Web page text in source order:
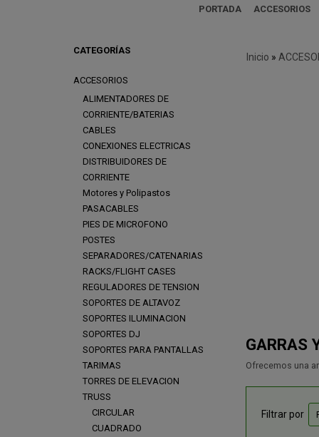
PORTADA ACCESORIOS
CATEGORÍAS
ACCESORIOS
ALIMENTADORES DE
CORRIENTE/BATERIAS
CABLES
CONEXIONES ELECTRICAS
DISTRIBUIDORES DE
CORRIENTE
Motores y Polipastos
PASACABLES
PIES DE MICROFONO
POSTES
SEPARADORES/CATENARIAS
RACKS/FLIGHT CASES
REGULADORES DE TENSION
SOPORTES DE ALTAVOZ
SOPORTES ILUMINACION
SOPORTES DJ
SOPORTES PARA PANTALLAS
TARIMAS
TORRES DE ELEVACION
TRUSS
CIRCULAR
CUADRADO
Inicio »
GARRAS
Ofrecemos una
Filtrar por